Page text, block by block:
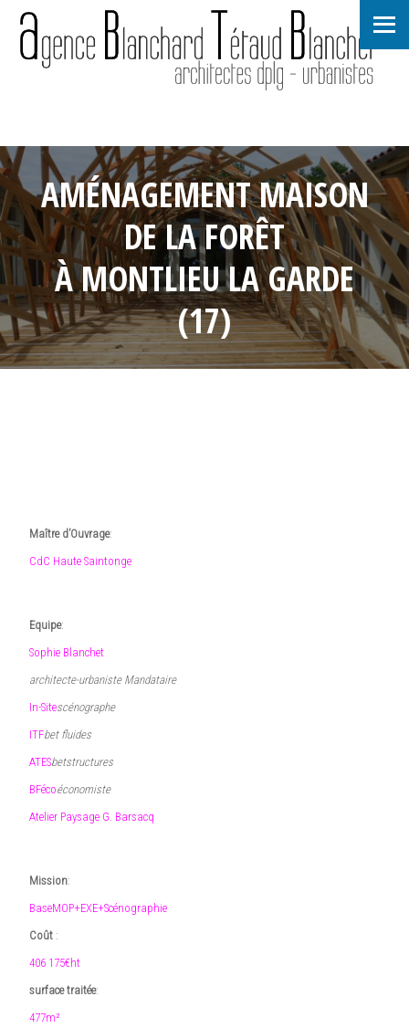
AMÉNAGEMENT MAISON
DE LA FORÊT
À MONTLIEU LA GARDE
(17)
Maître d’Ouvrage:
CdC Haute Saintonge
Equipe:
Sophie Blanchet
architecte-urbaniste Mandataire
In-Sitescénographe
ITFbet fluides
ATESbetstructures
BFécoéconomiste
Atelier Paysage G. Barsacq
Mission:
BaseMOP+EXE+Scénographie
Coût :
406 175€ht
surface traitée:
477m²